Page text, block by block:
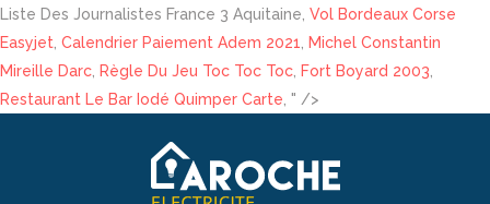
Liste Des Journalistes France 3 Aquitaine, Vol Bordeaux Corse
Easyjet Calendrier Paiement Adem 2021
Michel Constantin
Mireille Darc Règle Du Jeu Toc Toc Toc Fort Boyard 2003
Restaurant Le Bar Iodé Quimper Carte , " />